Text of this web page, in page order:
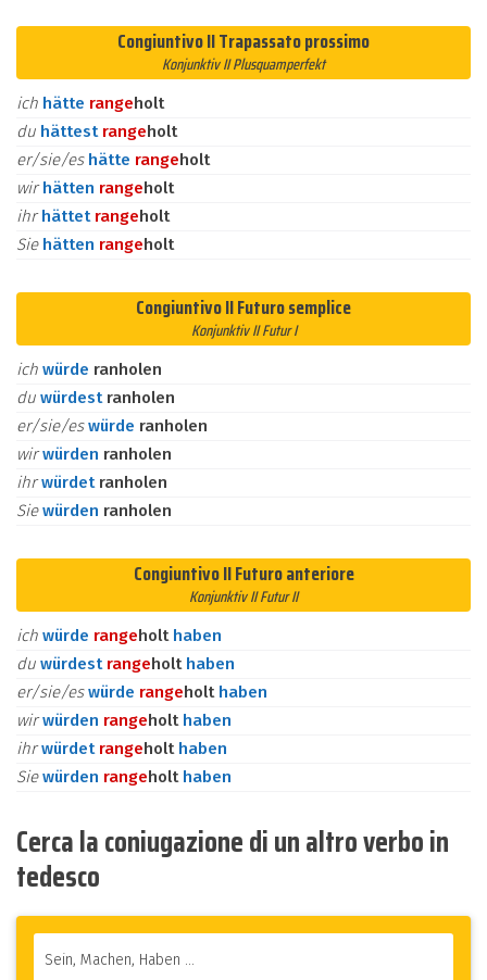
Congiuntivo II Trapassato prossimo
Konjunktiv II Plusquamperfekt
ich hätte rangeholt
du hättest rangeholt
er/sie/es hätte rangeholt
wirhätten rangeholt
ihrhättet rangeholt
Sie hätten rangeholt
Congiuntivo II Futuro semplice
Konjunktiv II Futur I
ich würde ranholen
du würdest ranholen
er/sie/eswürde ranholen
wirwürden ranholen
ihrwürdet ranholen
Siewürden ranholen
Congiuntivo II Futuro anteriore
Konjunktiv II Futur II
ich würde rangeholt haben
du würdest rangeholt haben
er/sie/eswürde rangeholt haben
wirwürden rangeholt haben
ihrwürdet rangeholt haben
Siewürden rangeholt haben
Cerca la coniugazione di un altro verbo in
tedesco